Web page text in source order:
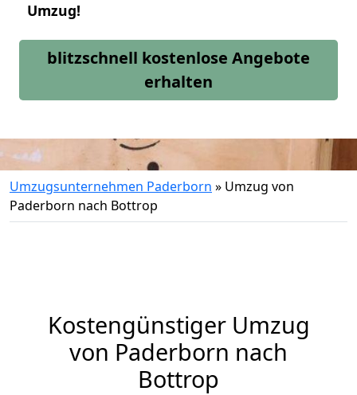
Umzug!
blitzschnell kostenlose Angebote
erhalten
Umzugsunternehmen Paderborn » Umzug von
Paderborn nach Bottrop
Kostengünstiger Umzug
von Paderborn nach
Bottrop